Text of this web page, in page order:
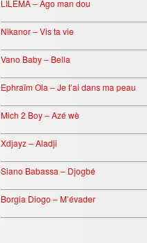
LILEMA – Ago man dou
Nikanor – Vis ta vie
Vano Baby – Bella
Ephraïm Ola – Je t’ai dans ma peau
Mich 2 Boy – Azé wè
Xdjayz – Aladji
Siano Babassa – Djogbé
Borgia Diogo – M’évader